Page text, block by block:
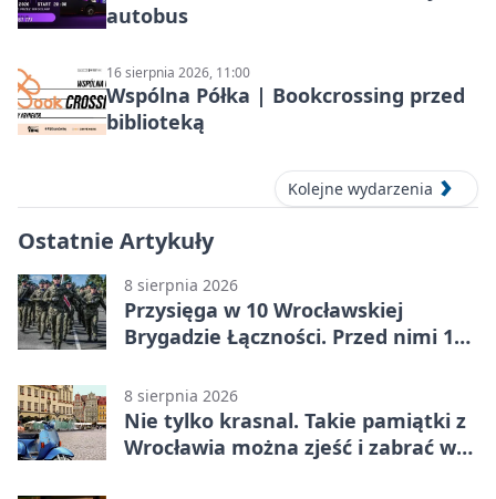
autobus
16 sierpnia 2026, 11:00
Wspólna Półka | Bookcrossing przed
biblioteką
Kolejne wydarzenia
Ostatnie Artykuły
8 sierpnia 2026
Przysięga w 10 Wrocławskiej
Brygadzie Łączności. Przed nimi 11
8 sierpnia 2026
Nie tylko krasnal. Takie pamiątki z
Wrocławia można zjeść i zabrać w